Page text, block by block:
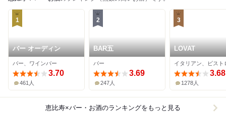
1
バー オーディン
バー、ワインバー
3.70
461人
2
BAR五
バー
3.69
247人
3
LOVAT
3.68
1278人
恵比寿×バー・お酒のランキングをもっと見る